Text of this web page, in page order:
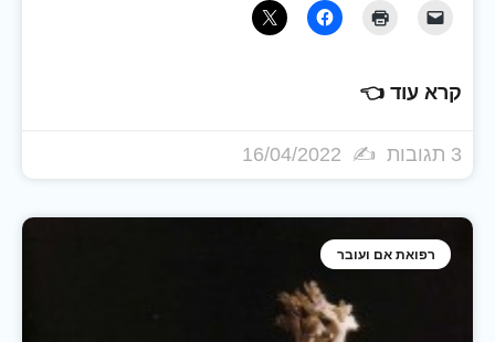
קרא עוד 👈
3 תגובות
רפואת אם ועובר